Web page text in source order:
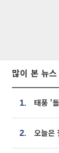
많이 본 뉴스
1.
2. 오늘은